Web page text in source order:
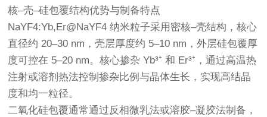
核–壳–硅包覆结构优势与制备特点
NaYF4:Yb,Er@NaYF4 纳米粒子采用密核–壳结构，核心
直径约 20–30 nm，壳层厚度约 5–10 nm，外层硅包覆厚
度可控在 5–20 nm。核心掺杂 Yb³⁺ 和 Er³⁺，通过高温热
注射或溶剂热法控制掺杂比例与晶体生长，实现高结晶
度和均一粒径。
二氧化硅包覆通常通过反相微乳法或溶胶–凝胶法制备，